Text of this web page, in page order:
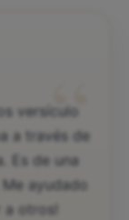
“
versículo
a través de
Es de una
ayudado
otros!